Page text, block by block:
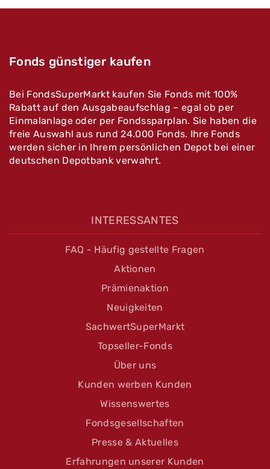
Fonds günstiger kaufen
Bei FondsSuperMarkt kaufen Sie Fonds mit 100%
Rabatt auf den Ausgabeaufschlag – egal ob per
Einmalanlage oder per Fondssparplan. Sie haben die
freie Auswahl aus rund 24.000 Fonds. Ihre Fonds
werden sicher in Ihrem persönlichen Depot bei einer
deutschen Depotbank verwahrt.
INTERESSANTES
FAQ - Häufig gestellte Fragen
Aktionen
Prämienaktion
Neuigkeiten
SachwertSuperMarkt
Topseller-Fonds
Über uns
Kunden werben Kunden
Wissenswertes
Fondsgesellschaften
Presse & Aktuelles
Erfahrungen unserer Kunden